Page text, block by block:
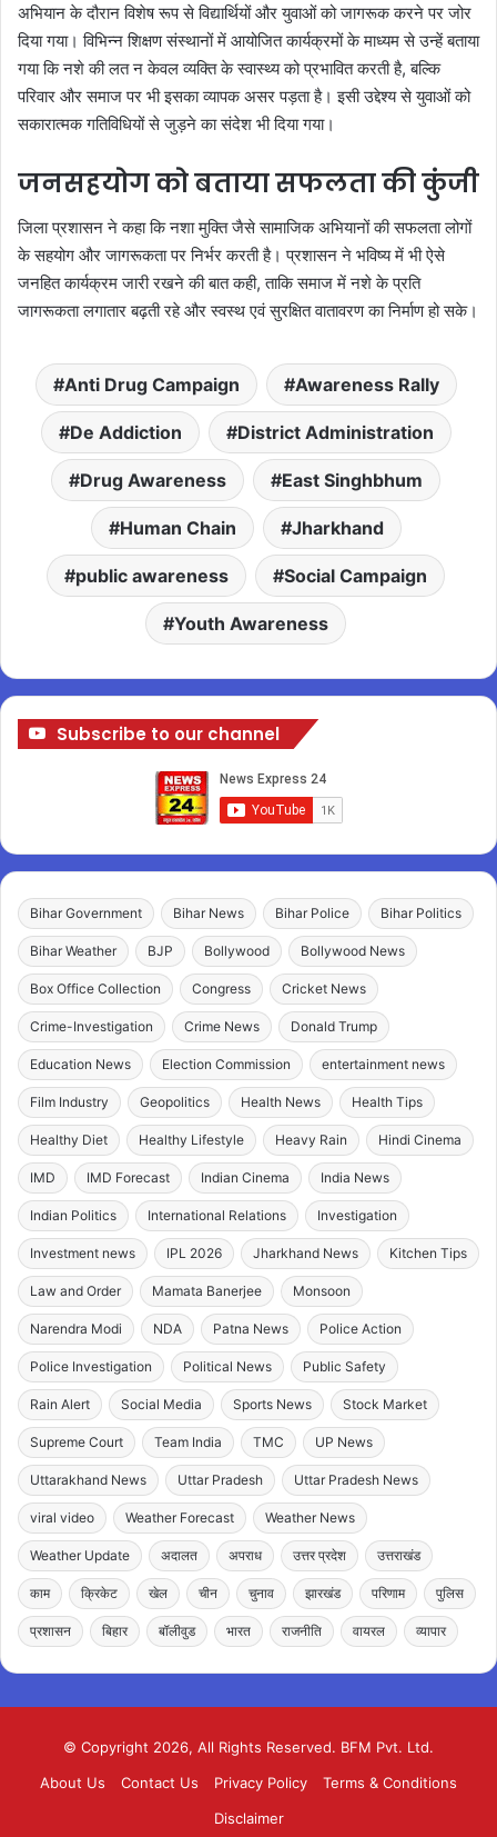
अभियान के दौरान विशेष रूप से विद्यार्थियों और युवाओं को जागरूक करने पर जोर
दिया गया। विभिन्न शिक्षण संस्थानों में आयोजित कार्यक्रमों के माध्यम से उन्हें बताया
गया कि नशे की लत न केवल व्यक्ति के स्वास्थ्य को प्रभावित करती है, बल्कि
परिवार और समाज पर भी इसका व्यापक असर पड़ता है। इसी उद्देश्य से युवाओं को
सकारात्मक गतिविधियों से जुड़ने का संदेश भी दिया गया।
जनसहयोग को बताया सफलता की कुंजी
जिला प्रशासन ने कहा कि नशा मुक्ति जैसे सामाजिक अभियानों की सफलता लोगों
के सहयोग और जागरूकता पर निर्भर करती है। प्रशासन ने भविष्य में भी ऐसे
जनहित कार्यक्रम जारी रखने की बात कही, ताकि समाज में नशे के प्रति
जागरूकता लगातार बढ़ती रहे और स्वस्थ एवं सुरक्षित वातावरण का निर्माण हो सके।
Anti Drug Campaign Awareness Rally
De Addiction District Administration
Drug Awareness East Singhbhum
Human Chain Jharkhand
public awareness Social Campaign
Youth Awareness
Subscribe to our channel
Bihar Government Bihar News Bihar Police Bihar Politics
Bihar Weather BJP Bollywood Bollywood News
Box Office Collection Congress Cricket News
Crime-Investigation Crime News Donald Trump
Education News Election Commission entertainment news
Film Industry Geopolitics Health News Health Tips
Healthy Diet Healthy Lifestyle Heavy Rain Hindi Cinema
IMD IMD Forecast Indian Cinema India News
Indian Politics International Relations Investigation
Investment news IPL 2026 Jharkhand News Kitchen Tips
Law and Order Mamata Banerjee Monsoon
Narendra Modi NDA Patna News Police Action
Police Investigation Political News Public Safety
Rain Alert Social Media Sports News Stock Market
Supreme Court Team India TMC UP News
Uttarakhand News Uttar Pradesh Uttar Pradesh News
viral video Weather Forecast Weather News
Weather Update अदालत अपराध उत्तर प्रदेश उत्तराखंड
काम क्रिकेट खेल चीन चुनाव झारखंड परिणाम पुलिस
प्रशासन बिहार बॉलीवुड भारत राजनीति वायरल व्यापार
© Copyright 2026, All Rights Reserved. BFM Pvt. Ltd.
About Us
Contact Us Privacy Policy
Terms & Conditions
Disclaimer